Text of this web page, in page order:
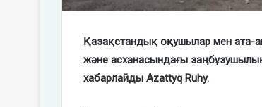
Қазақстандық оқушылар мен ата-
және асханасындағы
хабарлайды Azattyq Ruhy.